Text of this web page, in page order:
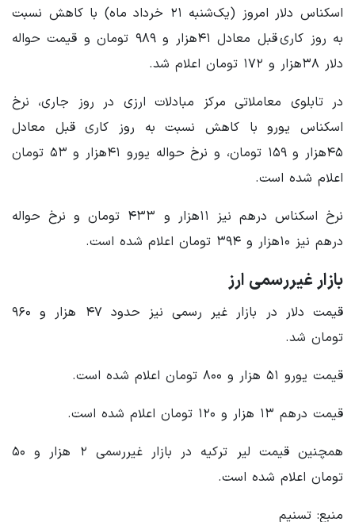
اسکناس دلار امروز (یک‌شنبه ۲۱ خرداد ماه) با کاهش نسبت
به روز کاری قبل معادل ۴۱هزار و ۹۸۹ تومان و قیمت حواله
دلار ۳۸هزار و ۱۷۲ تومان اعلام شد.
در تابلوی معاملاتی مرکز مبادلات ارزی در روز جاری، نرخ
اسکناس یورو با کاهش نسبت به روز کاری قبل معادل
۴۵هزار و ۱۵۹ تومان، و نرخ حواله یورو ۴۱هزار و ۵۳ تومان
اعلام شده است.
نرخ اسکناس درهم نیز ۱۱هزار و ۴۳۳ تومان و نرخ حواله
درهم نیز ۱۰هزار و ۳۹۴ تومان اعلام شده است.
بازار غیررسمی ارز
قیمت دلار در بازار غیر رسمی نیز حدود ۴۷ هزار و ۹۶۰
تومان شد.
قیمت یورو ۵۱ هزار و ۸۰۰ تومان اعلام شده است.
قیمت درهم ۱۳ هزار و ۱۲۰ تومان اعلام شده است.
همچنین قیمت لیر ترکیه در بازار غیررسمی ۲ هزار و ۵۰
تومان اعلام شده است.
منبع: تسنیم